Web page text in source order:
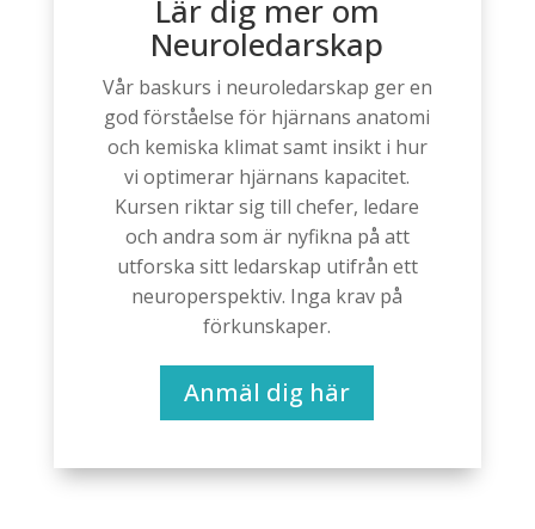
Lär dig mer om
Neuroledarskap
Vår baskurs i neuroledarskap ger en
god förståelse för hjärnans anatomi
och kemiska klimat samt insikt i hur
vi optimerar hjärnans kapacitet.
Kursen riktar sig till chefer, ledare
och andra som är nyfikna på att
utforska sitt ledarskap utifrån ett
neuroperspektiv. Inga krav på
förkunskaper.
Anmäl dig här